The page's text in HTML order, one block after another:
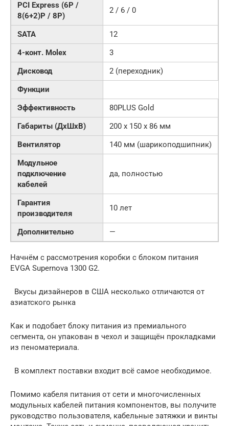
PCI Express (6P /
8(6+2)P / 8P)
2 / 6 / 0
SATA
12
4-конт. Molex
3
Дисковод
2 (переходник)
Функции
Эффективность
80PLUS Gold
Габариты (ДxШxВ)
200 x 150 x 86 мм
Вентилятор
140 мм (шарикоподшипник)
Модульное
подключение
кабелей
да, полностью
Гарантия
производителя
10 лет
Дополнительно —
Начнём с рассмотрения коробки с блоком питания
EVGA Supernova 1300 G2.
Вкусы дизайнеров в США несколько отличаются от
азиатского рынка
Как и подобает блоку питания из премиального
сегмента, он упакован в чехол и защищён прокладками
из пеноматериала.
В комплект поставки входит всё самое необходимое.
Помимо кабеля питания от сети и многочисленных
модульных кабелей питания компонентов, вы получите
руководство пользователя, кабельные затяжки и винты